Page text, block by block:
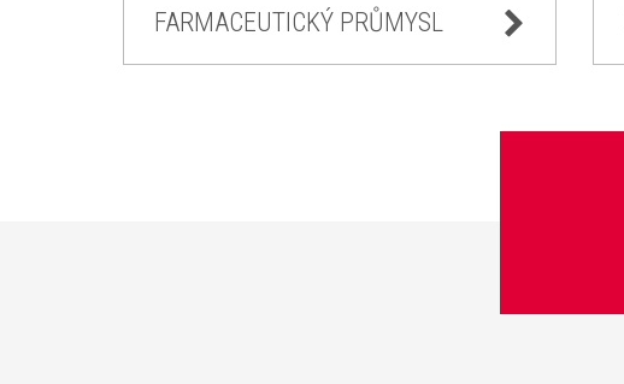
FARMACEUTICKÝ PRŮMYSL